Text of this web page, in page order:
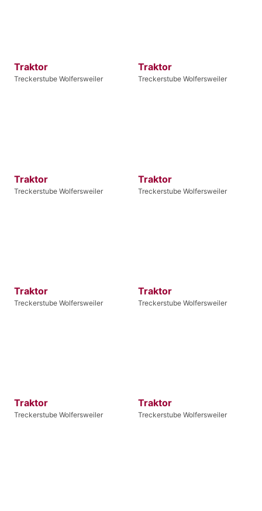
Traktor
Treckerstube Wolfersweiler
Traktor
Treckerstube Wolfersweiler
Traktor
Treckerstube Wolfersweiler
Traktor
Treckerstube Wolfersweiler
Traktor
Treckerstube Wolfersweiler
Traktor
Treckerstube Wolfersweiler
Traktor
Treckerstube Wolfersweiler
Traktor
Treckerstube Wolfersweiler